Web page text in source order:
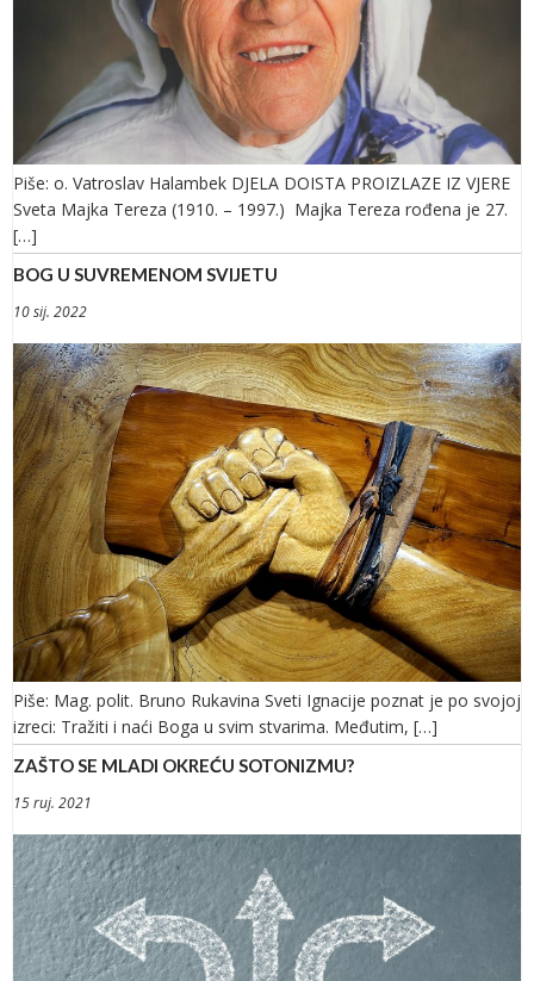
Piše: o. Vatroslav Halambek DJELA DOISTA PROIZLAZE IZ VJERE
Sveta Majka Tereza (1910. – 1997.) Majka Tereza rođena je 27.
[…]
BOG U SUVREMENOM SVIJETU
10 sij. 2022
Piše: Mag. polit. Bruno Rukavina Sveti Ignacije poznat je po svojoj
izreci: Tražiti i naći Boga u svim stvarima. Međutim, […]
ZAŠTO SE MLADI OKREĆU SOTONIZMU?
15 ruj. 2021